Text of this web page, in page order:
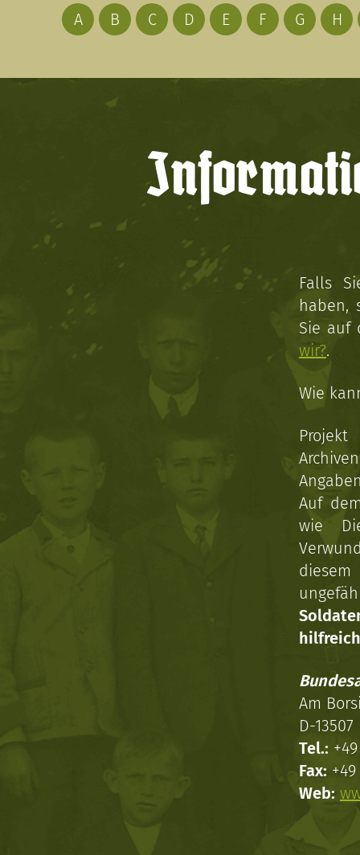
A B C D E F G H
Falls
haben,
Sie auf
wir?.
Wie
Auf
wie
Am
D-
Tel.:
Fax:
Web: